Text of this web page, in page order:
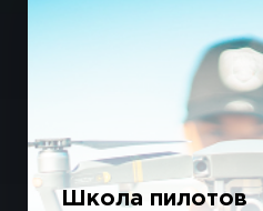
Школа пилотов